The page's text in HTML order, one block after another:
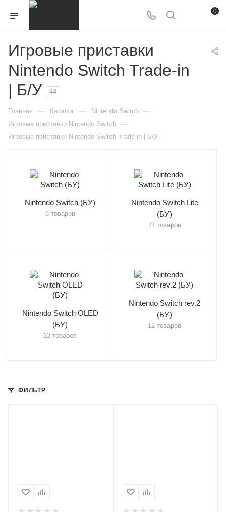
0
Игровые приставки
Nintendo Switch Trade-in
| Б/У
44
Главная — Каталог — Nintendo Switch —
Игровые приставки Nintendo Switch —
Игровые приставки Nintendo Switch Trade-in | Б/У
Nintendo Switch (БУ)
8 товаров
Nintendo Switch Lite
(БУ)
11 товаров
Nintendo Switch OLED
(БУ)
13 товаров
Nintendo Switch rev.2
(БУ)
12 товаров
ФИЛЬТР